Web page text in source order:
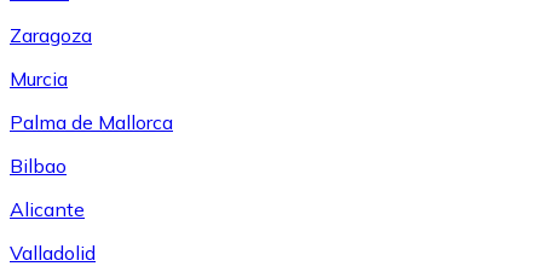
Zaragoza
Murcia
Palma de Mallorca
Bilbao
Alicante
Valladolid